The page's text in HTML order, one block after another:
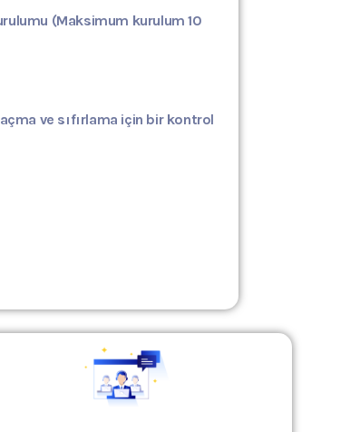
(Maksimum kurulum 10
ve sıfırlama için bir kontrol